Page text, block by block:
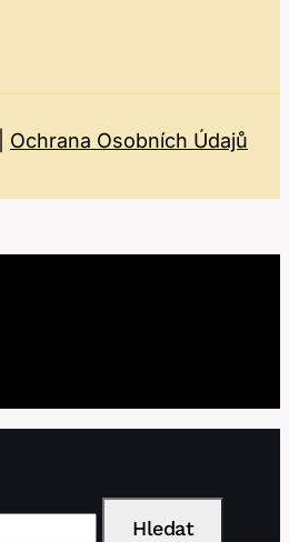
Ochrana Osobních Údajů